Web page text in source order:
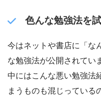
色んな勉強法を
今はネットや書店に「な
な勉強法が公開されてい
中にはこんな悪い勉強法
まうものも混じっている